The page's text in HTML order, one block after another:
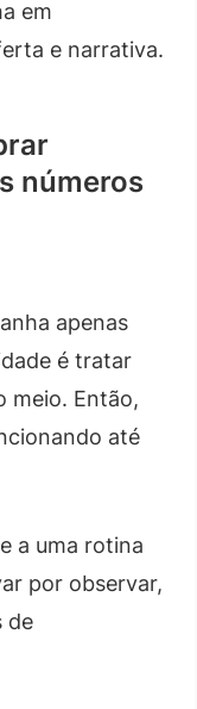
em
e narrativa.
números
apenas
é tratar
meio. Então,
até
a uma rotina
por observar,
de